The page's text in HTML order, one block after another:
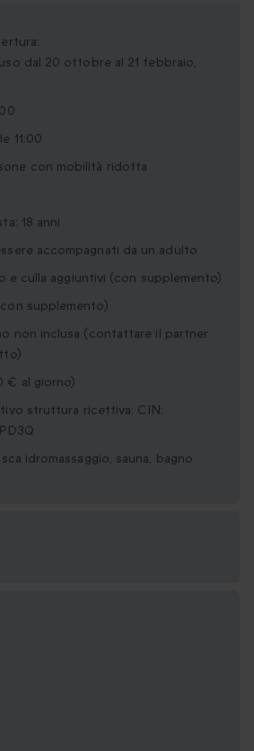
dal 20 ottobre al 21 febbraio,
11:00
con mobilità ridotta
18 anni
accompagnati da un adulto
e culla aggiuntivi (con supplemento)
supplemento)
non inclusa (contattare il partner
€ al giorno)
struttura ricettiva: CIN:
idromassaggio, sauna, bagno